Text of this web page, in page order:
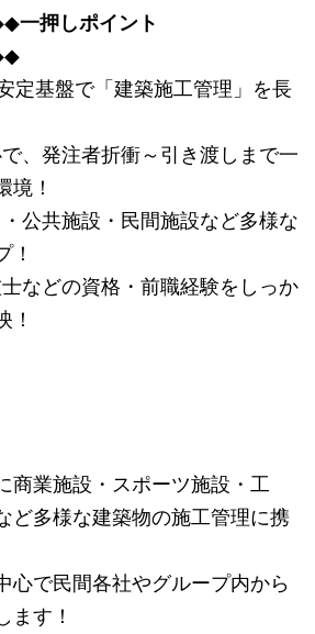
一押しポイント
定基盤で「建築施工管理」を長
、発注者折衝～引き渡しまで一
境！
公共施設・民間施設など多様な
！
などの資格・前職経験をしっか
！
商業施設・スポーツ施設・工
ど多様な建築物の施工管理に携
心で民間各社やグループ内から
ます！